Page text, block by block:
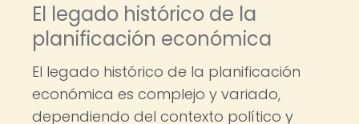
El legado histórico de la
planificación económica
El legado histórico de la planificación
económica es complejo y variado,
dependiendo del contexto político y